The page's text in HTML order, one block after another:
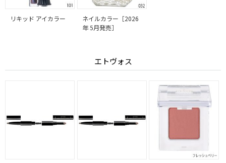
リキッド アイカラー
ネイルカラー［2026
年 5月発売］
エトヴォス